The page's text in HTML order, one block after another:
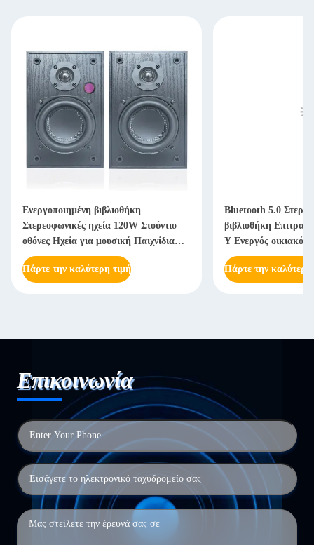
Ενεργοποιημένη βιβλιοθήκη
Στερεοφωνικές ηχεία 120W Στούντιο
οθόνες Ηχεία για μουσική Παιχνίδια
Πίνακες περιστροφής
Πάρτε την καλύτερη τιμή
Bluetooth 5.0
βιβλιοθήκη
Υ Ενεργός οικιακός
Πάρτε την καλύτερη
Επικοινωνία